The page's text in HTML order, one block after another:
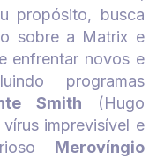
propósito, busca
sobre a Matrix e
enfrentar novos e
programas
Smith (Hugo
imprevisível e
Merovíngio